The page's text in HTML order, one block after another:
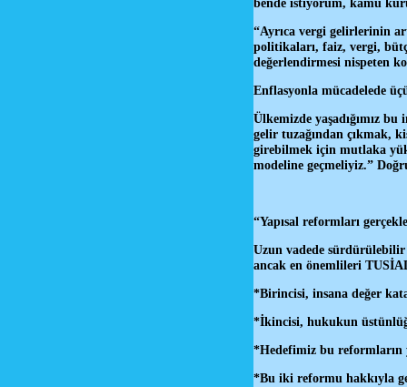
“Ayrıca vergi gelirlerinin
politikaları, faiz, vergi,
değerlendirmesi nispeten
Enflasyonla mücadelede
Ülkemizde yaşadığımız
gelir tuzağından çıkmak,
girebilmek için mutlaka
modeline geçmeliyiz.”
“Yapısal reformları
Uzun vadede
ancak en önemlileri
*Birincisi, insana değer
*İkincisi, hukukun
*Hedefimiz bu reformların
*Bu iki reformu hakkıyla